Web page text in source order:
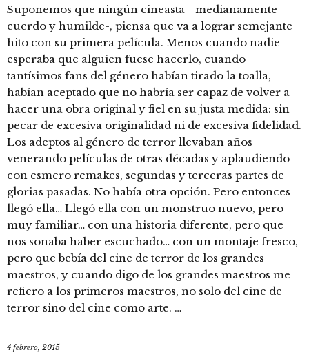
Suponemos que ningún cineasta –medianamente
cuerdo y humilde-, piensa que va a lograr semejante
hito con su primera película. Menos cuando nadie
esperaba que alguien fuese hacerlo, cuando
tantísimos fans del género habían tirado la toalla,
habían aceptado que no habría ser capaz de volver a
hacer una obra original y fiel en su justa medida: sin
pecar de excesiva originalidad ni de excesiva fidelidad.
Los adeptos al género de terror llevaban años
venerando películas de otras décadas y aplaudiendo
con esmero remakes, segundas y terceras partes de
glorias pasadas. No había otra opción. Pero entonces
llegó ella… Llegó ella con un monstruo nuevo, pero
muy familiar… con una historia diferente, pero que
nos sonaba haber escuchado… con un montaje fresco,
pero que bebía del cine de terror de los grandes
maestros, y cuando digo de los grandes maestros me
refiero a los primeros maestros, no solo del cine de
terror sino del cine como arte. …
4 febrero, 2015